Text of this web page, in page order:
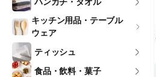
キッチン用品・テーブル
ウェア
ティッシュ
食品・飲料・菓子